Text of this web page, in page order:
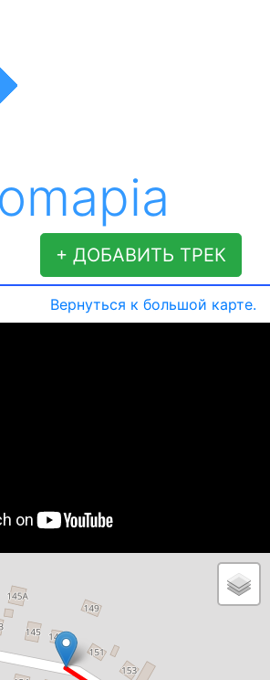
+ ДОБАВИТЬ ТРЕК
Вернуться к большой карте.